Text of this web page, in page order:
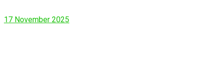
17 November 2025